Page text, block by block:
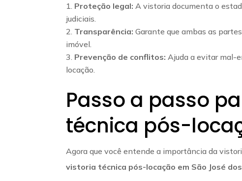
Proteção legal: A vistoria documenta o
judiciais.
Transparência: Garante que ambas as
imóvel.
Prevenção de conflitos: Ajuda a evitar mal-
locação.
Passo a passo
técnica pós-
Agora que você entende a importância da
vistoria técnica pós-locação em São José